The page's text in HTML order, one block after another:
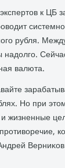
к ЦБ
рубля.
валюта.
Но при
и жизненные